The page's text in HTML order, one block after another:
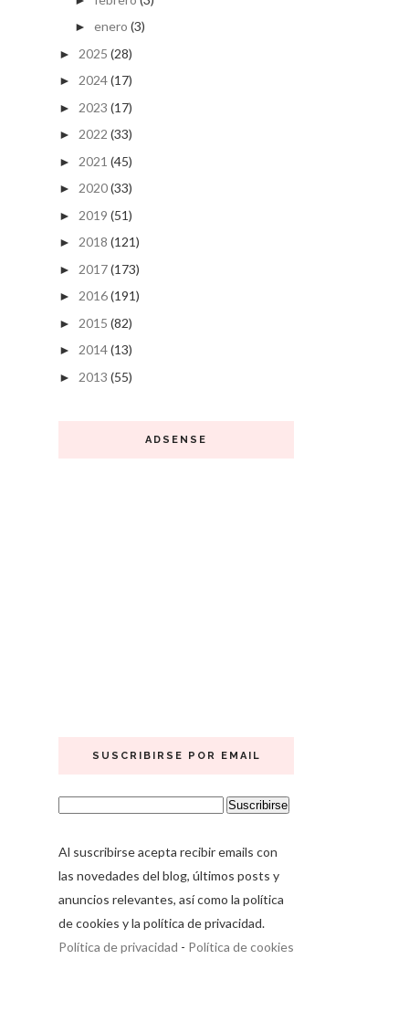
► enero (3)
► 2025 (28)
► 2024(17)
► 2023 (17)
► 2022 (33)
► 2021 (45)
► 2020(33)
► 2019 (51)
► 2018 (121)
► 2017(173)
► 2016(191)
► 2015 (82)
► 2014(13)
► 2013 (55)
ADSENSE
SUSCRIBIRSE POR EMAIL
Al suscribirse acepta recibir emails con
las novedades del blog, últimos posts y
anuncios relevantes, así como la política
de cookies y la política de privacidad.
Política de privacidad - Política de cookies